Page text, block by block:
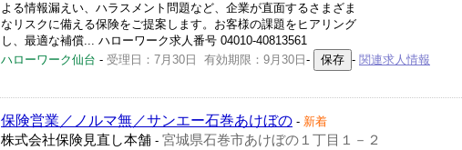
よる情報漏えい、ハラスメント問題など、企業が直面するさまざま
なリスクに備える保険をご提案します。お客様の課題をヒアリング
し、最適な補償... ハローワーク求人番号 04010-40813561
ハローワーク仙台 - 受理日：7月30日 有効期限：9月30日 - - 関連求人情報
保険営業／ノルマ無／サンエー石巻あけぼの - 新着
株式会社保険見直し本舗 - 宮城県石巻市あけぼの１丁目１－２